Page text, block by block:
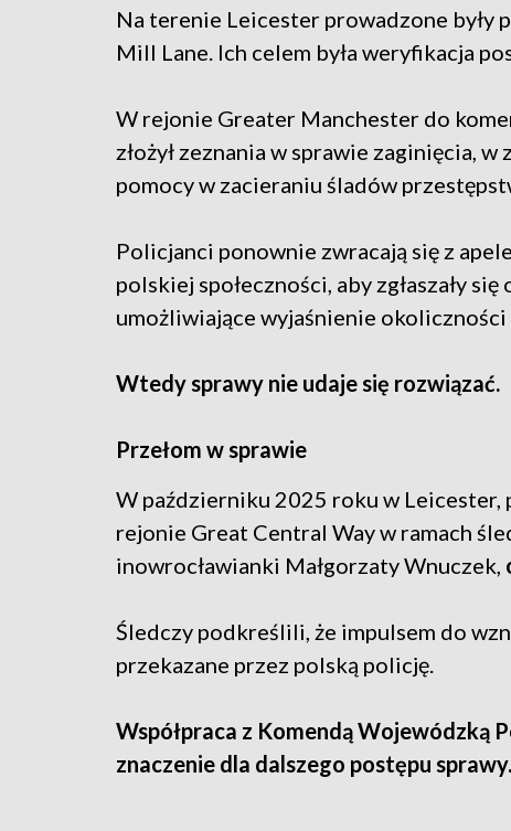
Na terenie Leicester prowadzone były
Mill Lane. Ich celem była weryfikacja
W rejonie Greater Manchester do
złożył zeznania w sprawie zaginięcia,
pomocy w zacieraniu śladów
Policjanci ponownie zwracają się z
polskiej społeczności, aby zgłaszały
umożliwiające wyjaśnienie okoliczności
Wtedy sprawy nie udaje się rozwiązać.
Przełom w sprawie
W październiku 2025 roku w Leicester,
rejonie Great Central Way w ramach
inowrocławianki Małgorzaty Wnuczek,
Śledczy podkreślili, że impulsem do
przekazane przez polską policję.
Współpraca z Komendą Wojewódzką
znaczenie dla dalszego postępu sprawy.